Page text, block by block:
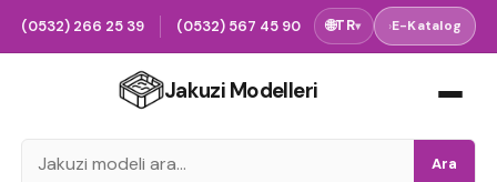
(0532) 266 25 39 (0532) 567 45 90 🌐TR▾ ›E-Katalog
Jakuzi Modelleri
Ara